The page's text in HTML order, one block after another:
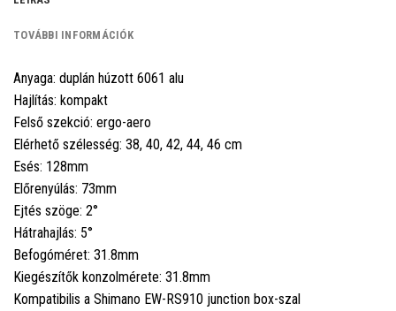
TOVÁBBI INFORMÁCIÓK
Anyaga: duplán húzott 6061 alu
Hajlítás: kompakt
Felső szekció: ergo-aero
Elérhető szélesség: 38, 40, 42, 44, 46 cm
Esés: 128mm
Előrenyúlás: 73mm
Ejtés szöge: 2°
Hátrahajlás: 5°
Befogóméret: 31.8mm
Kiegészítők konzolmérete: 31.8mm
Kompatibilis a Shimano EW-RS910 junction box-szal